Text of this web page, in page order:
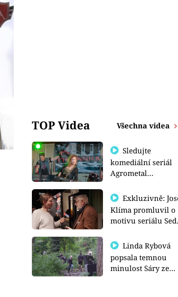
TOP Videa Všechna videa
Sledujte
komediální seriál
Agrometal
prima+
Exkluzivně: Josef
Klíma promluvil o
motivu seriálu
Linda Rybová
popsala temnou
minulost Sáry ze